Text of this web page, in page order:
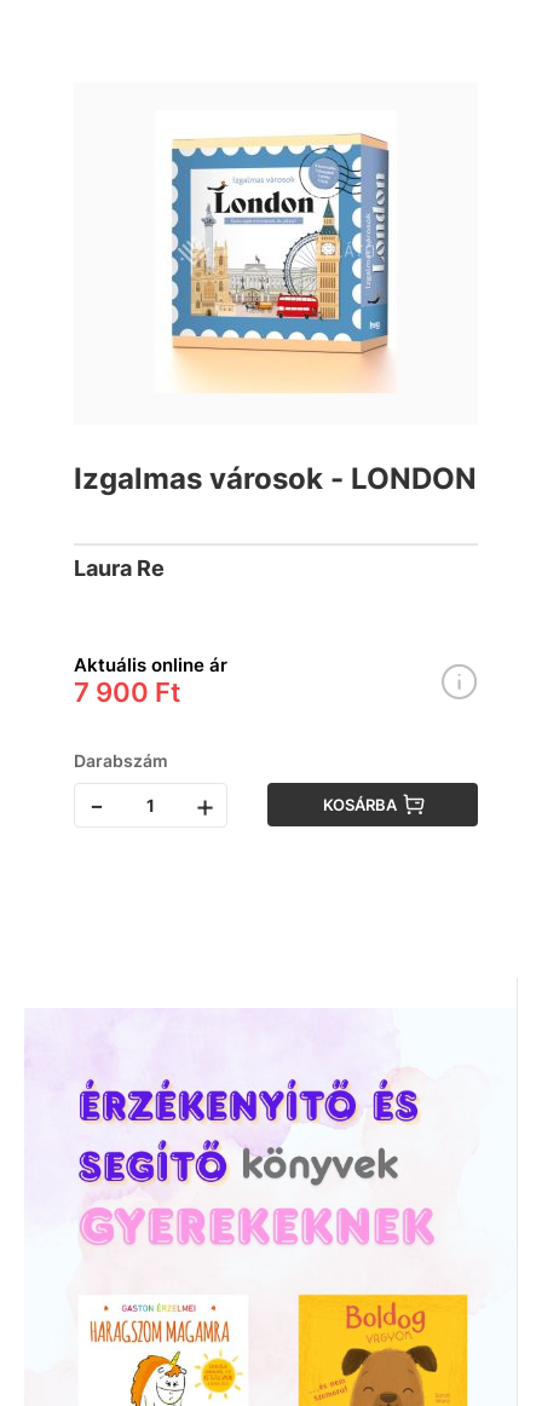
Izgalmas városok - LONDON
Laura Re
Aktuális online ár
7 900 Ft
Darabszám
- + KOSÁRBA